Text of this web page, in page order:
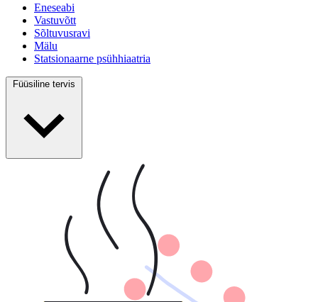
Eneseabi
Vastuvõtt
Sõltuvusravi
Mälu
Statsionaarne psühhiaatria
Füüsiline tervis